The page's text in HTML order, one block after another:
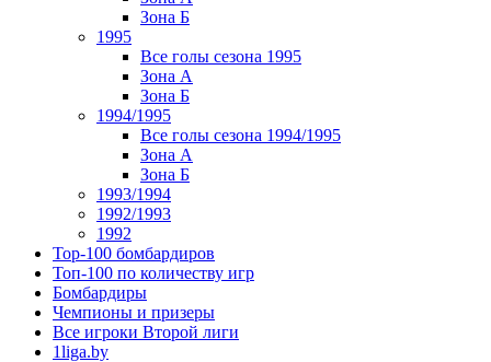
Зона Б
1995
Все голы сезона 1995
Зона А
Зона Б
1994/1995
Все голы сезона 1994/1995
Зона А
Зона Б
1993/1994
1992/1993
1992
Top-100 бомбардиров
Топ-100 по количеству игр
Бомбардиры
Чемпионы и призеры
Все игроки Второй лиги
1liga.by